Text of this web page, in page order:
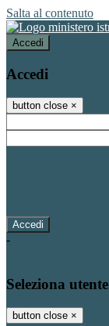
Salta al contenuto
Accedi
Accedi
button close ×
-
Seleziona utente
button close ×